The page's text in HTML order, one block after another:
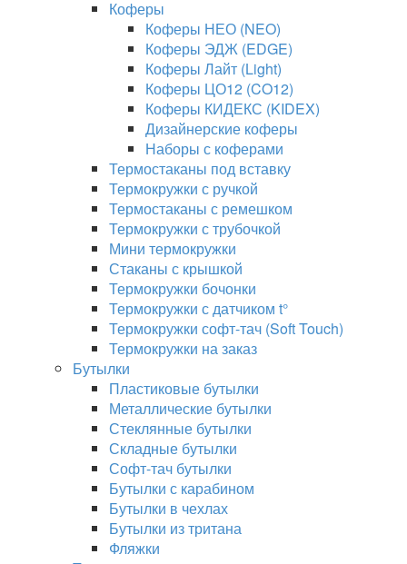
Коферы
Коферы НЕО (NEO)
Коферы ЭДЖ (EDGE)
Коферы Лайт (Light)
Коферы ЦО12 (CO12)
Коферы КИДЕКС (KIDEX)
Дизайнерские коферы
Наборы с коферами
Термостаканы под вставку
Термокружки с ручкой
Термостаканы с ремешком
Термокружки с трубочкой
Мини термокружки
Стаканы с крышкой
Термокружки бочонки
Термокружки с датчиком t°
Термокружки софт-тач (Soft Touch)
Термокружки на заказ
Бутылки
Пластиковые бутылки
Металлические бутылки
Стеклянные бутылки
Складные бутылки
Софт-тач бутылки
Бутылки с карабином
Бутылки в чехлах
Бутылки из тритана
Фляжки